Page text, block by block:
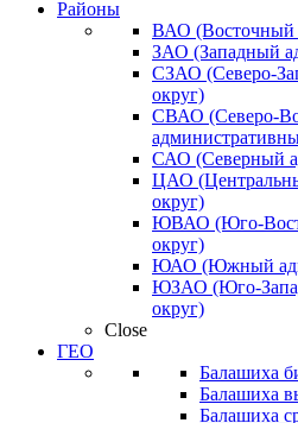
Районы
ВАО (Восточный
ЗАО (Западный
СЗАО (Северо-
округ)
СВАО (Северо-
САО (Северный
ЦАО
округ)
ЮВАО (Юго-
округ)
ЮАО (Южный
ЮЗАО (Юго-
округ)
Close
ГЕО
Балашиха
Балашиха
Балашиха